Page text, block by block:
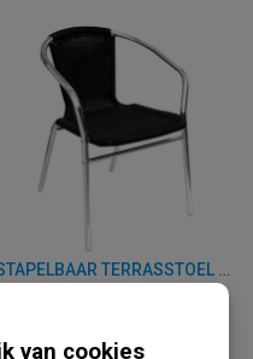
STAPELBAAR TERRASSTOEL - U507 - ALUMINIUM/ROTAN
Op voorraad